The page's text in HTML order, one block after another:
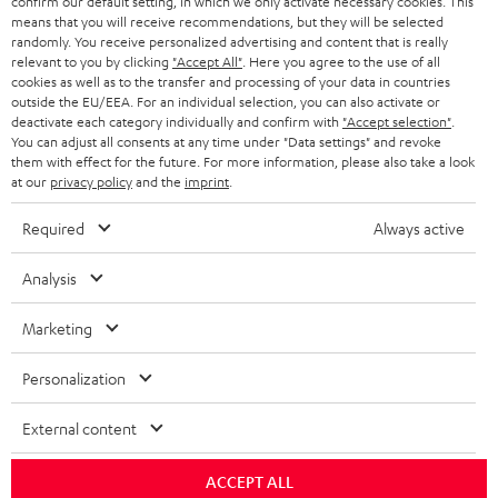
SMART HOME
BLUETOOTH-LAUTSPRECHER
KOPFHÖRER
BLUETOOTH-KOPFHÖRER
LAUTSPRECHER
ULTIMA-SERIE
IN-EAR-KOPFHÖRER
FANSHOP
NEUHEITEN
GESCHÄFTSKUNDEN
PARTNERPROGRAMM
BLOG
NEWSLETTER
STORES
DEINE VORTEILE BEI TEUFEL
TEUFEL STORY
UNSER MANAGEMENT
SCHWEIZ
NIEDERLANDE
BELGIEN
POLEN
SPANIEN
ITALIEN
Technische Änderungen, Tippfehler und Irrtum vorbehalten. Das auf unseren
Fotos abgebildete Zubehör ist nicht im Lieferumfang enthalten. Etwaige
Datenschutz Daten-Einstellungen
means that you will receive recommendations, but they will be selected
randomly. You receive personalized advertising and content that is really
relevant to you by clicking "Accept All" . Here you agree to the use of all
cookies as well as to the transfer and processing of your data in countries
outside the EU/EEA. For an individual selection, you can also activate or
deactivate each category individually and confirm with "Accept selection"
You can adjust all consents at any time under "Data settings" and revoke
them with effect for the future. For more information, please also take a look
at our privacy policyand the imprint
Required Always active
Analysis
Marketing
Personalization
External content
ACCEPT ALL